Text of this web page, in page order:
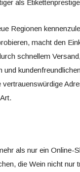
als
Regionen
macht den
schnellem
und
vertrauenswürdige
als nur ein Online-
die Wein nicht nur